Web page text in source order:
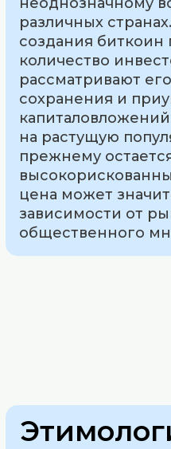
различных
создания
количество
рассматривают
сохранения и
на растущую
прежнему
цена может
зависимости от
общественного